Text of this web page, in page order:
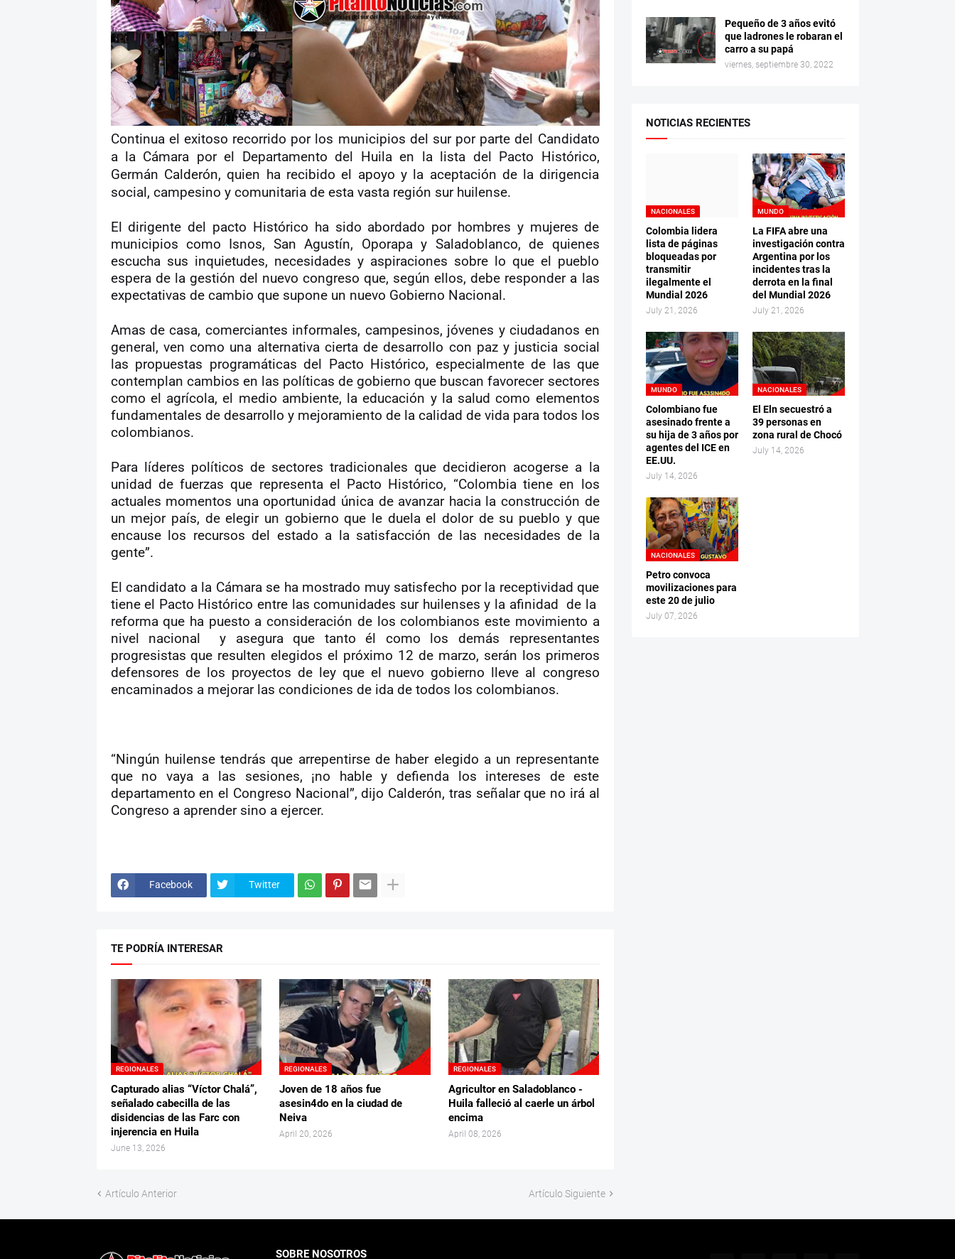
Continua el exitoso recorrido por los municipios del sur por parte del Candidato
a la Cámara por el Departamento del Huila en la lista del Pacto Histórico,
Germán Calderón, quien ha recibido el apoyo y la aceptación de la dirigencia
social, campesino y comunitaria de esta vasta región sur huilense.
El dirigente del pacto Histórico ha sido abordado por hombres y mujeres de
municipios como Isnos, San Agustín, Oporapa y Saladoblanco, de quienes
escucha sus inquietudes, necesidades y aspiraciones sobre lo que el pueblo
espera de la gestión del nuevo congreso que, según ellos, debe responder a las
expectativas de cambio que supone un nuevo Gobierno Nacional.
Amas de casa, comerciantes informales, campesinos, jóvenes y ciudadanos en
general, ven como una alternativa cierta de desarrollo con paz y justicia social
las propuestas programáticas del Pacto Histórico, especialmente de las que
contemplan cambios en las políticas de gobierno que buscan favorecer sectores
como el agrícola, el medio ambiente, la educación y la salud como elementos
fundamentales de desarrollo y mejoramiento de la calidad de vida para todos los
colombianos.
Para líderes políticos de sectores tradicionales que decidieron acogerse a la
unidad de fuerzas que representa el Pacto Histórico, “Colombia tiene en los
actuales momentos una oportunidad única de avanzar hacia la construcción de
un mejor país, de elegir un gobierno que le duela el dolor de su pueblo y que
encause los recursos del estado a la satisfacción de las necesidades de la
gente”.
El candidato a la Cámara se ha mostrado muy satisfecho por la receptividad que
tiene el Pacto Histórico entre las comunidades sur huilenses y la afinidad de la
reforma que ha puesto a consideración de los colombianos este movimiento a
nivel nacional
y asegura que tanto él como los demás representantes
progresistas que resulten elegidos el próximo 12 de marzo, serán los primeros
defensores de los proyectos de ley que el nuevo gobierno lleve al congreso
encaminados a mejorar las condiciones de ida de todos los colombianos.
“Ningún huilense tendrás que arrepentirse de haber elegido a un representante
que no vaya a las sesiones, ¡no hable y defienda los intereses de este
departamento en el Congreso Nacional”, dijo Calderón, tras señalar que no irá al
Congreso a aprender sino a ejercer.
Facebook Twitter
TE PODRÍA INTERESAR
REGIONALES
Capturado alias “Víctor Chalá”,
señalado cabecilla de las
disidencias de las Farc con
injerencia en Huila
June 13, 2026
REGIONALES
Joven de 18 años fue
asesin4do en la ciudad de
Neiva
April 20, 2026
REGIONALES
Agricultor en Saladoblanco -
Huila falleció al caerle un árbol
encima
April 08, 2026
Artículo Anterior Artículo Siguiente
Pequeño de 3 años evitó
que ladrones le robaran el
carro a su papá
viernes, septiembre 30, 2022
NOTICIAS RECIENTES
NACIONALES
Colombia lidera
lista de páginas
bloqueadas por
transmitir
ilegalmente el
Mundial 2026
July 21, 2026
MUNDO
La FIFA abre una
investigación contra
Argentina por los
incidentes tras la
derrota en la final
del Mundial 2026
July 21, 2026
MUNDO
Colombiano fue
asesinado frente a
su hija de 3 años por
agentes del ICE en
EE.UU.
July 14, 2026
NACIONALES
El Eln secuestró a
39 personas en
zona rural de Chocó
July 14, 2026
NACIONALES
Petro convoca
movilizaciones para
este 20 de julio
July 07, 2026
SOBRE NOSOTROS